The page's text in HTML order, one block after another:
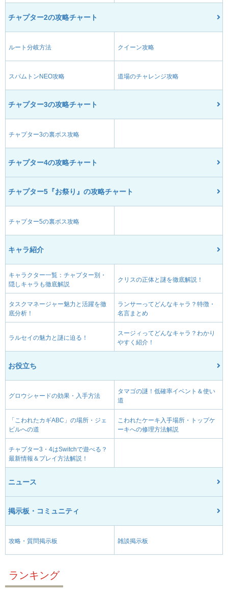
チャプター2の攻略チャート
ルート分岐方法 クイーン攻略
スパムトンNEO攻略 道場のチャレンジ攻略
チャプター3の攻略チャート
チャプター3の裏ボス攻略
チャプター4の攻略チャート
チャプター5『お祭り』の攻略チャート
チャプター5の裏ボス攻略
キャラ紹介
キャラクター一覧：チャプター別・
隠しキャラも徹底解説
クリスの正体と謎を徹底解説！
タスクマネージャー魅力と活躍を徹
底分析！
ランサーってどんなキャラ？特徴・
名言まとめ
ラルセイの魅力と謎に迫る！
スージィってどんなキャラ？わかり
やすく紹介！
お役立ち
グロウシャードの効果・入手方法
タマゴの謎！低確率イベント＆使い
道
「こわれたカギABC」の場所・ジェ
ビルへの道
こわれたケーキ入手場所・トップケ
ーキへの修理方法解説
チャプター3・4はSwitchで遊べる？
最新情報＆プレイ方法解説！
ニュース
掲示板・コミュニティ
攻略・質問掲示板 雑談掲示板
ランキング